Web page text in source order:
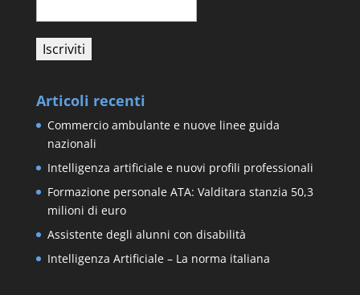
Articoli recenti
Commercio ambulante e nuove linee guida
nazionali
Intelligenza artificiale e nuovi profili professionali
Formazione personale ATA: Valditara stanzia 50,3
milioni di euro
Assistente degli alunni con disabilità
Intelligenza Artificiale – La norma italiana